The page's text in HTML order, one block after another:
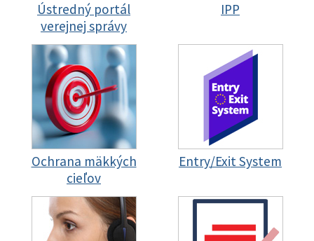
Ústredný portál
verejnej správy
IPP
Ochrana mäkkých
cieľov
Entry/Exit System